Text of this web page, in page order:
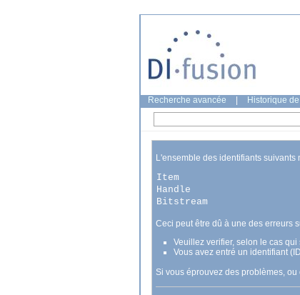
Recherche avancée Historique
L'ensemble des identifiants
Item
Handle
Bitstream
Ceci peut être dû à une des erreurs
Veuillez verifier, selon le cas
Vous avez entré un identifiant
Si vous éprouvez des problèmes,